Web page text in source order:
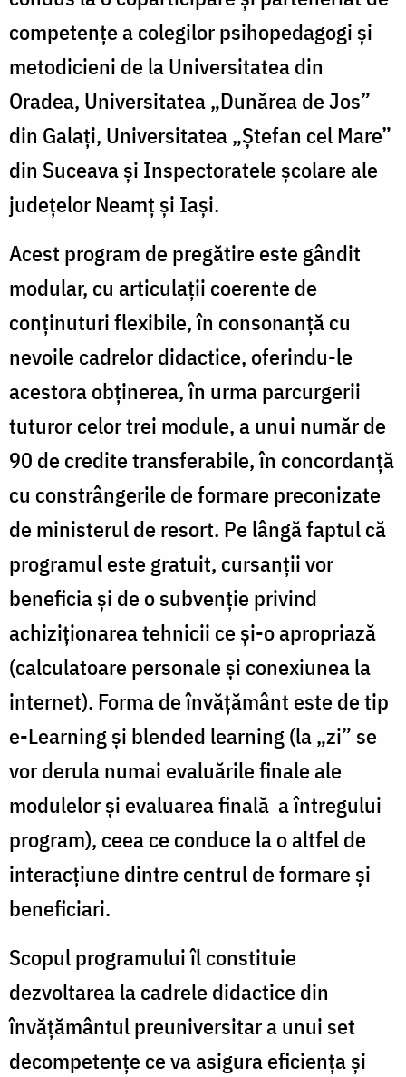
competențe a colegilor psihopedagogi și
metodicieni de la Universitatea din
Oradea, Universitatea „Dunărea de Jos”
din Galați, Universitatea „Ștefan cel Mare”
din Suceava și Inspectoratele școlare ale
județelor Neamț și Iași.
Acest program de pregătire este gândit
modular, cu articulații coerente de
conținuturi flexibile, în consonanță cu
nevoile cadrelor didactice, oferindu-le
acestora obținerea, în urma parcurgerii
tuturor celor trei module, a unui număr de
90 de credite transferabile, în concordanță
cu constrângerile de formare preconizate
de ministerul de resort. Pe lângă faptul că
programul este gratuit, cursanții vor
beneficia și de o subvenție privind
achiziționarea tehnicii ce și-o apropriază
(calculatoare personale și conexiunea la
internet). Forma de învăţământ este de tip
e-Learning și blended learning (la „zi” se
vor derula numai evaluările finale ale
modulelor şi evaluarea finală a întregului
program), ceea ce conduce la o altfel de
interacțiune dintre centrul de formare și
beneficiari.
Scopul programului îl constituie
dezvoltarea la cadrele didactice din
învăţământul preuniversitar a unui set
decompetenţe ce va asigura eficienţa și